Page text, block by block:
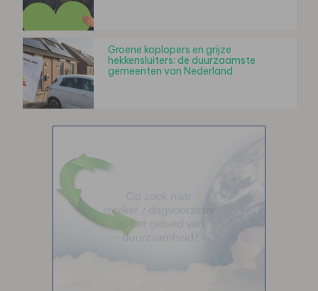
Groene koplopers en grijze
hekkensluiters: de duurzaamste
gemeenten van Nederland